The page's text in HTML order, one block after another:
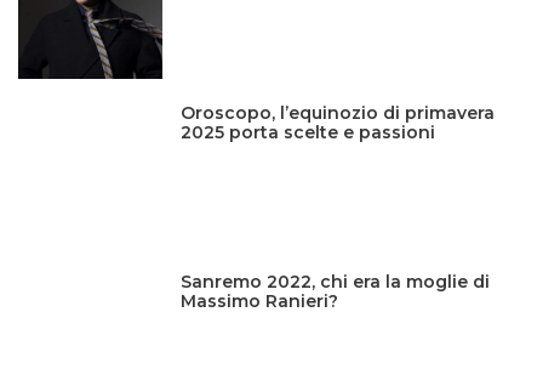
Oroscopo, l’equinozio di primavera
2025 porta scelte e passioni
Sanremo 2022, chi era la moglie di
Massimo Ranieri?